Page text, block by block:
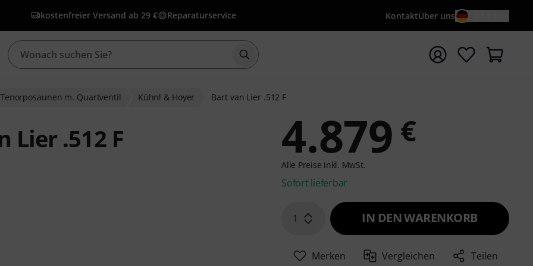
kostenfreier Versand ab 29 € Reparaturservice KontaktÜber uns
Suche mit Suchwort {searchTerm} starten
Tenorposaunen m. Quartventil Kühnl & Hoyer Bart van Lier .512 F
Lier .512 F 4.879 €
Alle Preise inkl. MwSt.
Sofort lieferbar
1 IN DEN WARENKORB
Merken Vergleichen Teilen